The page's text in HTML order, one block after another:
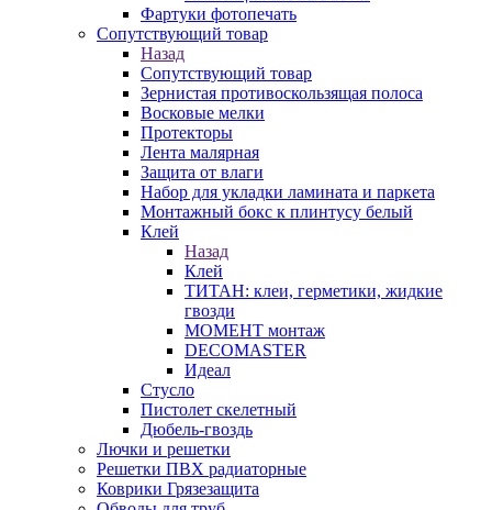
Фартуки фотопечать
Сопутствующий товар
Назад
Сопутствующий товар
Зернистая противоскользящая полоса
Восковые мелки
Протекторы
Лента малярная
Защита от влаги
Набор для укладки ламината и паркета
Монтажный бокс к плинтусу белый
Клей
Назад
Клей
ТИТАН: клеи, герметики, жидкие
гвозди
МОМЕНТ монтаж
DECOMASTER
Идеал
Стусло
Пистолет скелетный
Дюбель-гвоздь
Лючки и решетки
Решетки ПВХ радиаторные
Коврики Грязезащита